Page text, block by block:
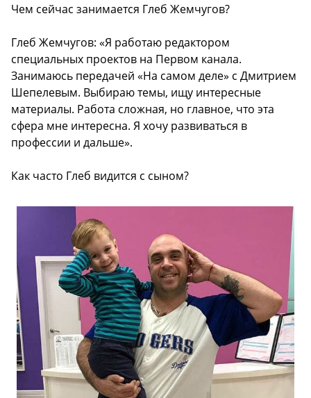
Чем сейчас занимается Глеб Жемчугов?
Глеб Жемчугов: «Я работаю редактором
специальных проектов на Первом канала.
Занимаюсь передачей «На самом деле» с Дмитрием
Шепелевым. Выбираю темы, ищу интересные
материалы. Работа сложная, но главное, что эта
сфера мне интересна. Я хочу развиваться в
профессии и дальше».
Как часто Глеб видится с сыном?